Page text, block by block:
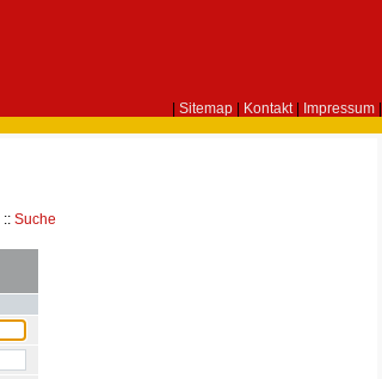
Sitemap Kontakt| Impressum
:: Suche